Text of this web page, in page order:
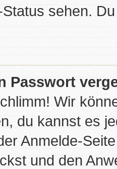
sehen.
Passwort
Wir
du kannst es
Anmelde-
und den